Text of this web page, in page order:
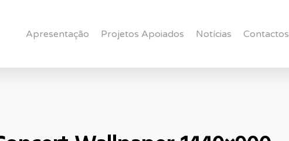
Apresentação Projetos Apoiados Notícias Contactos